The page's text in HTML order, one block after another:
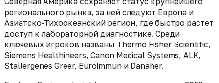
регионального рынка, за ней следуют Европа и
Азиатско‑Тихоокеанский регион, где быстро растет
доступ к лабораторной диагностике. Среди
ключевых игроков названы Thermo Fisher Scientific,
Siemens Healthineers, Canon Medical Systems, ALK,
Stallergenes Greer, Euroimmun и Danaher.